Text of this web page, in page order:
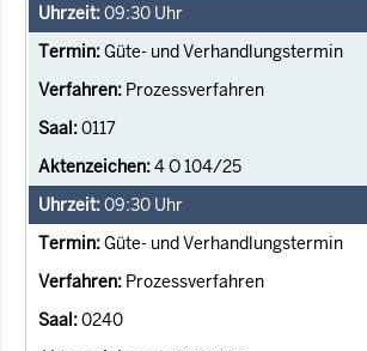
09:30 Uhr
Güte- und Verhandlungstermin
Prozessverfahren
0117
4 O 104/25
09:30 Uhr
Güte- und Verhandlungstermin
Prozessverfahren
0240